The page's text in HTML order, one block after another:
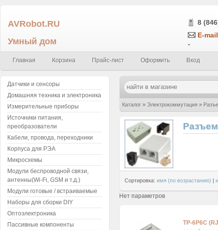
AVRobot.RU
Умный дом
8
E-
-
Главная Корзина Прайс-лист Оформить Вход
Каталог » Электрокоммутация »
Сортировка: имя (по возрастанию) |
Нет параметров
TP-6P6C
Датчики и сенсоры
Домашняя техника и электроника
Измерительные приборы
Источники питания,
преобразователи
Кабели, провода, переходники
Корпуса для РЭА
Микросхемы
Модули беспроводной связи,
антенны(Wi-Fi, GSM и т.д.)
Модули готовые / встраиваемые
Наборы для сборки DIY
Оптоэлектроника
Пассивные компоненты